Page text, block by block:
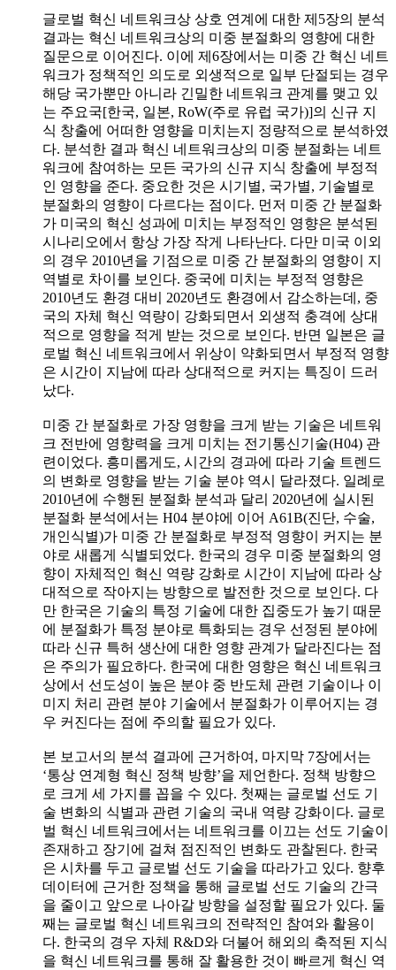
글로벌 혁신 네트워크상 상호 연계에 대한 제5장의 분석
결과는 혁신 네트워크상의 미중 분절화의 영향에 대한
질문으로 이어진다. 이에 제6장에서는 미중 간 혁신 네트
워크가 정책적인 의도로 외생적으로 일부 단절되는 경우
해당 국가뿐만 아니라 긴밀한 네트워크 관계를 맺고 있
는 주요국[한국, 일본, RoW(주로 유럽 국가)]의 신규 지
식 창출에 어떠한 영향을 미치는지 정량적으로 분석하였
다. 분석한 결과 혁신 네트워크상의 미중 분절화는 네트
워크에 참여하는 모든 국가의 신규 지식 창출에 부정적
인 영향을 준다. 중요한 것은 시기별, 국가별, 기술별로
분절화의 영향이 다르다는 점이다. 먼저 미중 간 분절화
가 미국의 혁신 성과에 미치는 부정적인 영향은 분석된
시나리오에서 항상 가장 작게 나타난다. 다만 미국 이외
의 경우 2010년을 기점으로 미중 간 분절화의 영향이 지
역별로 차이를 보인다. 중국에 미치는 부정적 영향은
2010년도 환경 대비 2020년도 환경에서 감소하는데, 중
국의 자체 혁신 역량이 강화되면서 외생적 충격에 상대
적으로 영향을 적게 받는 것으로 보인다. 반면 일본은 글
로벌 혁신 네트워크에서 위상이 약화되면서 부정적 영향
은 시간이 지남에 따라 상대적으로 커지는 특징이 드러
났다.
미중 간 분절화로 가장 영향을 크게 받는 기술은 네트워
크 전반에 영향력을 크게 미치는 전기통신기술(H04) 관
련이었다. 흥미롭게도, 시간의 경과에 따라 기술 트렌드
의 변화로 영향을 받는 기술 분야 역시 달라졌다. 일례로
2010년에 수행된 분절화 분석과 달리 2020년에 실시된
분절화 분석에서는 H04 분야에 이어 A61B(진단, 수술,
개인식별)가 미중 간 분절화로 부정적 영향이 커지는 분
야로 새롭게 식별되었다. 한국의 경우 미중 분절화의 영
향이 자체적인 혁신 역량 강화로 시간이 지남에 따라 상
대적으로 작아지는 방향으로 발전한 것으로 보인다. 다
만 한국은 기술의 특정 기술에 대한 집중도가 높기 때문
에 분절화가 특정 분야로 특화되는 경우 선정된 분야에
따라 신규 특허 생산에 대한 영향 관계가 달라진다는 점
은 주의가 필요하다. 한국에 대한 영향은 혁신 네트워크
상에서 선도성이 높은 분야 중 반도체 관련 기술이나 이
미지 처리 관련 분야 기술에서 분절화가 이루어지는 경
우 커진다는 점에 주의할 필요가 있다.
본 보고서의 분석 결과에 근거하여, 마지막 7장에서는
‘통상 연계형 혁신 정책 방향’을 제언한다. 정책 방향으
로 크게 세 가지를 꼽을 수 있다. 첫째는 글로벌 선도 기
술 변화의 식별과 관련 기술의 국내 역량 강화이다. 글로
벌 혁신 네트워크에서는 네트워크를 이끄는 선도 기술이
존재하고 장기에 걸쳐 점진적인 변화도 관찰된다. 한국
은 시차를 두고 글로벌 선도 기술을 따라가고 있다. 향후
데이터에 근거한 정책을 통해 글로벌 선도 기술의 간극
을 줄이고 앞으로 나아갈 방향을 설정할 필요가 있다. 둘
째는 글로벌 혁신 네트워크의 전략적인 참여와 활용이
다. 한국의 경우 자체 R&D와 더불어 해외의 축적된 지식
을 혁신 네트워크를 통해 잘 활용한 것이 빠르게 혁신 역